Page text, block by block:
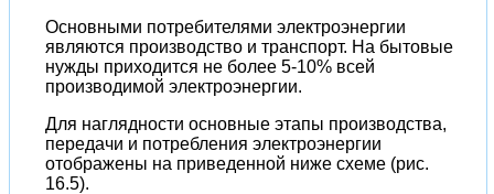
Основными потребителями электроэнергии
являются производство и транспорт. На бытовые
нужды приходится не более 5-10% всей
производимой электроэнергии.
Для наглядности основные этапы производства,
передачи и потребления электроэнергии
отображены на приведенной ниже схеме (рис.
16.5).